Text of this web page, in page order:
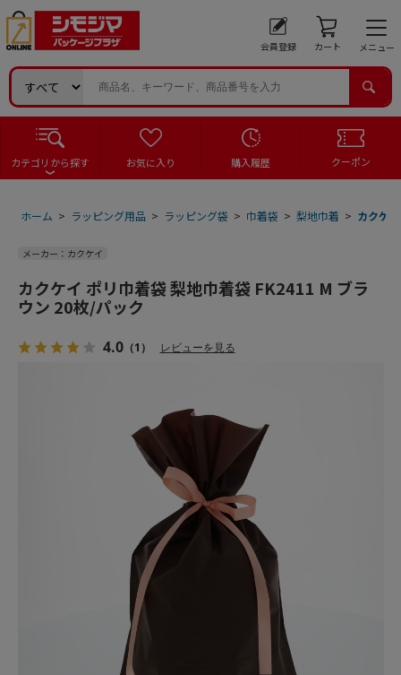
会員登録 カート メニュー
カテゴリから探す お気に入り 購入履歴 クーポン
ホーム > ラッピング用品 > ラッピング袋 > 巾着袋 > 梨地巾着 > カクケ
メーカー：カクケイ
カクケイ ポリ巾着袋 梨地巾着袋 FK2411 M ブラ
ウン 20枚/パック
4.0（1） レビューを見る